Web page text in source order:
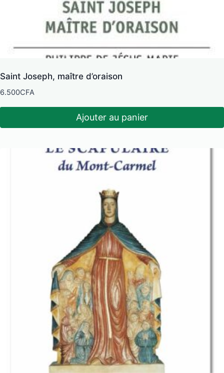
Saint Joseph, maître d’oraison
6.500CFA
Ajouter au panier